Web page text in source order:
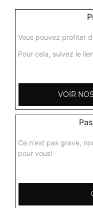
Vous pouvez profiter
Pour cela, suivez le
VOIR
Ce n'est pas grave,
pour vous!